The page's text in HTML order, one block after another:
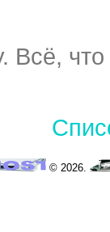
Всё,
© 2026.